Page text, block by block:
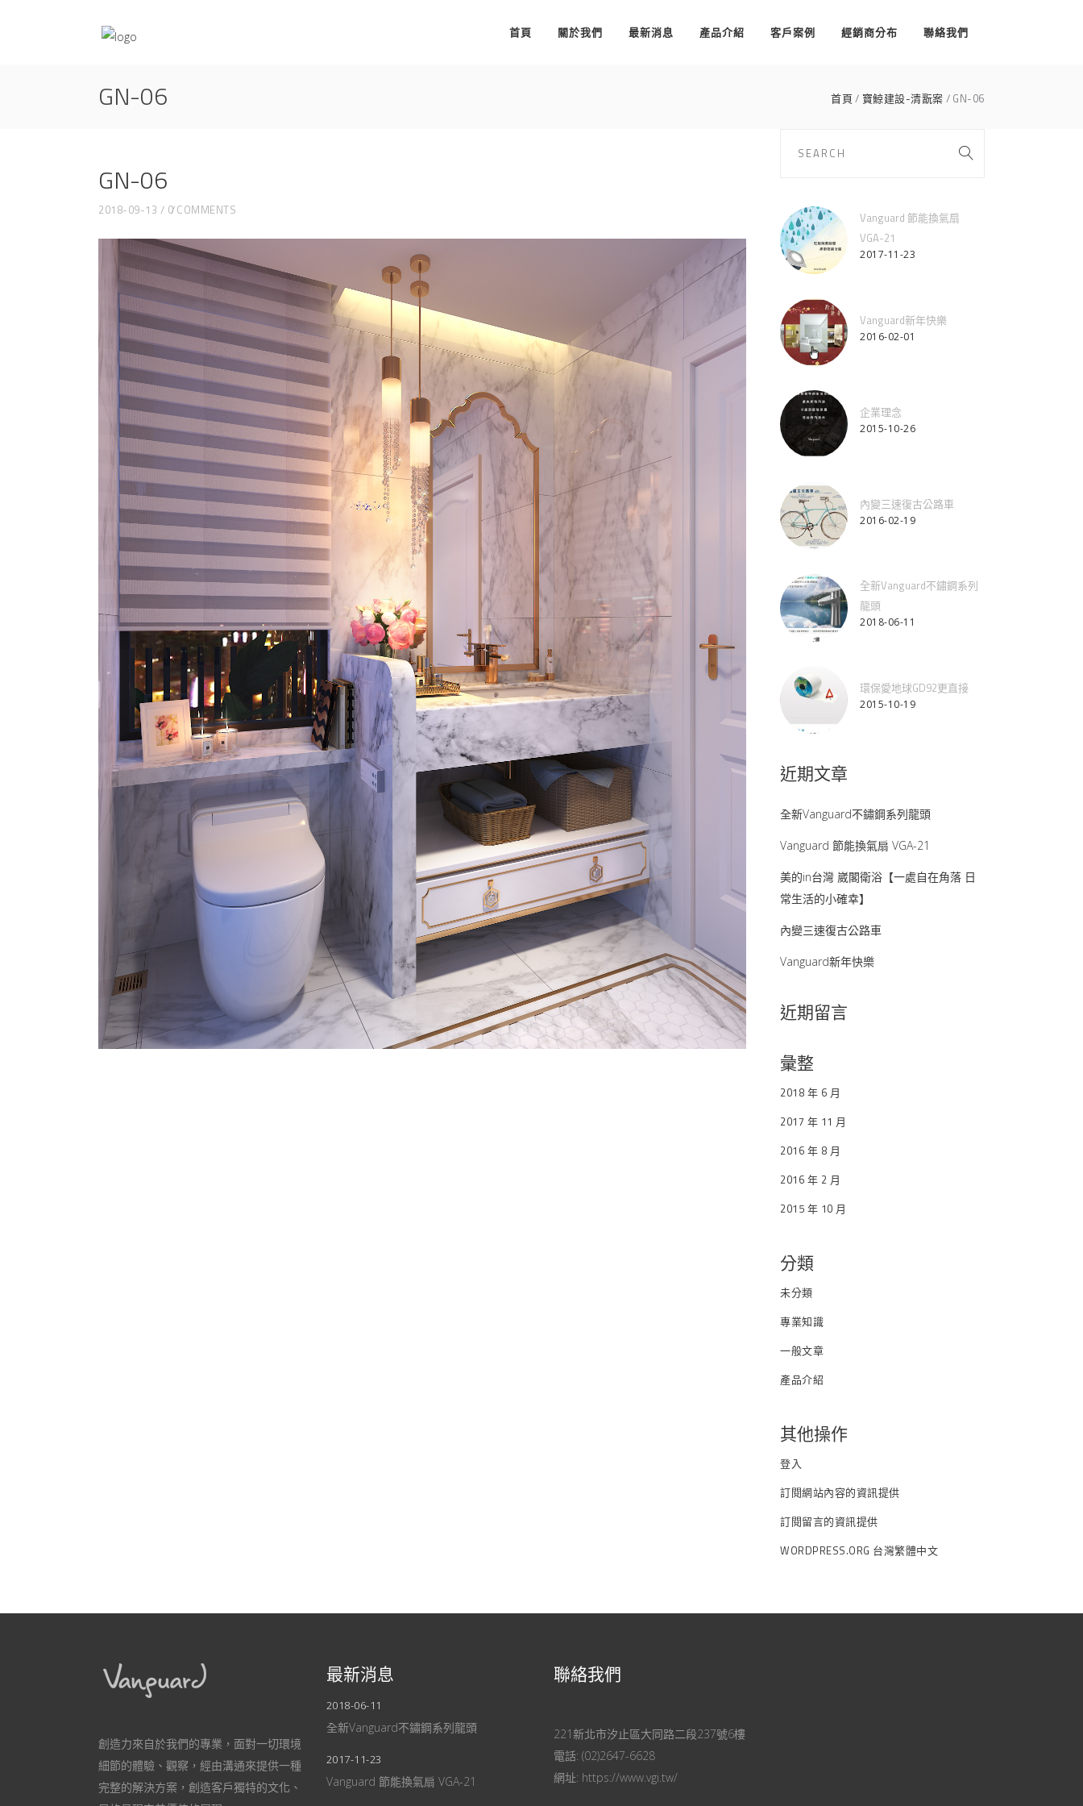
首頁 關於我們 最新消息 產品介紹 客戶案例 經銷商分布 聯絡我們
GN-06 首頁 寶鯨建設-清翫案 GN-06
GN-06
2018-09-13 0 COMMENTS
Vanguard 節能換氣扇
VGA-21
2017-11-23
Vanguard新年快樂
2016-02-01
企業理念
2015-10-26
內變三速復古公路車
2016-02-19
全新Vanguard不鏽鋼系列
龍頭
2018-06-11
環保愛地球GD92更直接
2015-10-19
近期文章
全新Vanguard不鏽鋼系列龍頭
Vanguard 節能換氣扇 VGA-21
美的in台灣 崴閣衛浴【一處自在角落 日
常生活的小確幸】
內變三速復古公路車
Vanguard新年快樂
近期留言
彙整
2018 年 6 月
2017 年 11 月
2016 年 8 月
2016 年 2 月
2015 年 10 月
分類
未分類
專業知識
一般文章
產品介紹
其他操作
登入
訂閱網站內容的資訊提供
訂閱留言的資訊提供
WORDPRESS.ORG 台灣繁體中文
創造力來自於我們的專業，面對一切環境
細節的體驗、觀察，經由溝通來提供一種
完整的解決方案，創造客戶獨特的文化、
最新消息
2018-06-11
全新Vanguard不鏽鋼系列龍頭
2017-11-23
Vanguard 節能換氣扇 VGA-21
聯絡我們
221新北市汐止區大同路二段237號6樓
電話: (02)2647-6628
網址: https://www.vgi.tw/